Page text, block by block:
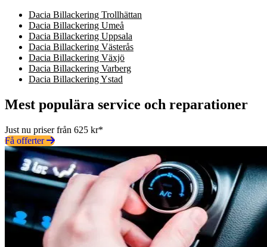
Dacia Billackering Trollhättan
Dacia Billackering Umeå
Dacia Billackering Uppsala
Dacia Billackering Västerås
Dacia Billackering Växjö
Dacia Billackering Varberg
Dacia Billackering Ystad
Mest populära service och reparationer
Just nu priser från 625 kr*
Få offerter